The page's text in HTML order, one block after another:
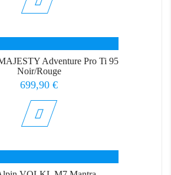
Adventure Pro Ti 95
Noir/Rouge
Prix
699,90 €